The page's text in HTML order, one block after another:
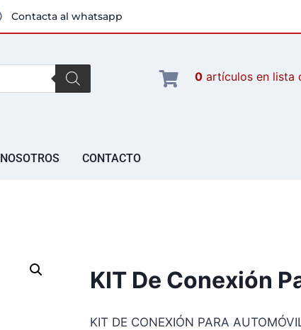
Contacta al whatsapp
0 artículos
NOSOTROS CONTACTO
KIT De Conexión
KIT DE CONEXIÓN PARA